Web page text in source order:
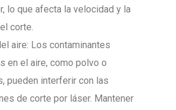
lo que afecta la velocidad y la
corte.
aire: Los contaminantes
en el aire, como polvo o
pueden interferir con las
de corte por láser. Mantener